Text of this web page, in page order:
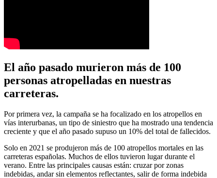
El año pasado murieron más de 100
personas atropelladas en nuestras
carreteras.
Por primera vez, la campaña se ha focalizado en los atropellos en
vías interurbanas, un tipo de siniestro que ha mostrado una tendencia
creciente y que el año pasado supuso un 10% del total de fallecidos.
Solo en 2021 se produjeron más de 100 atropellos mortales en las
carreteras españolas. Muchos de ellos tuvieron lugar durante el
verano. Entre las principales causas están: cruzar por zonas
indebidas, andar sin elementos reflectantes, salir de forma indebida